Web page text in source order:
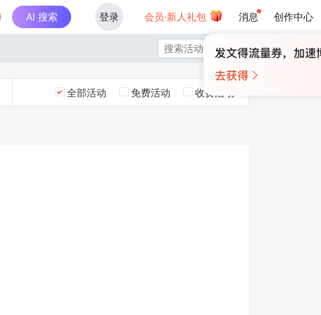
AI 搜索 登录 会员·新人礼包 消息 创作中心

全部活动 免费活动 收费活动